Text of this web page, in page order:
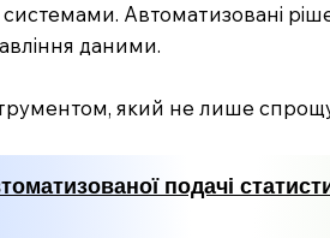
Автоматизовані
даними.
який не лише
подачі